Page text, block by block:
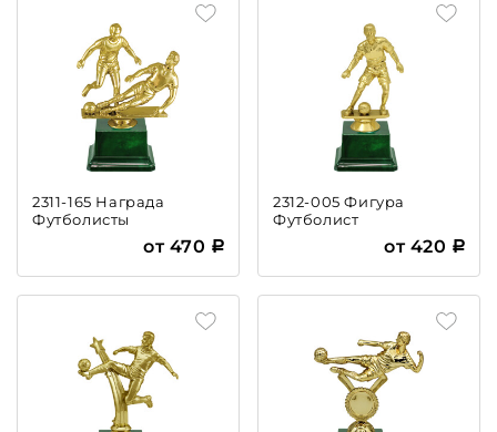
2311-165 Награда
Футболисты
от 470
2312-005 Фигура
Футболист
от 420